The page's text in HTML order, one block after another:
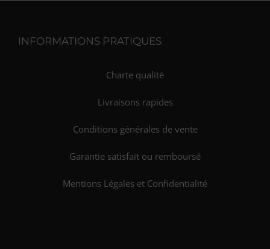
INFORMATIONS PRATIQUES
Charte qualité
Livraisons rapides
Conditions générales de vente
Garantie satisfait ou remboursé
Mentions Légales et Confidentialité